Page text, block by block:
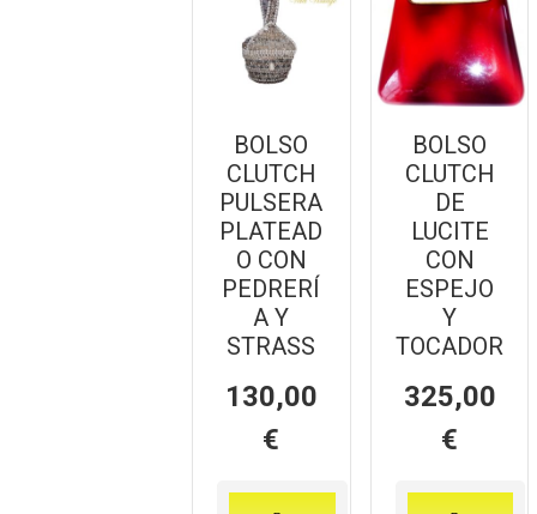
BOLSO
CLUTCH
PULSERA
PLATEAD
O CON
PEDRERÍ
A Y
STRASS
130,00
€
BOLSO
CLUTCH
DE
LUCITE
CON
ESPEJO
Y
TOCADOR
325,00
€